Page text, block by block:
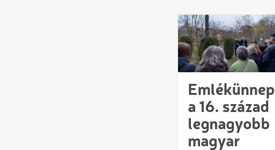
a 16. század
legnagyobb
magyar